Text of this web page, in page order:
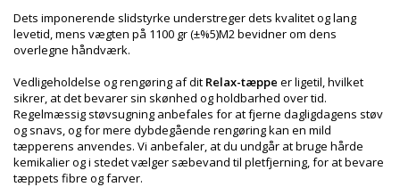
Dets imponerende slidstyrke understreger dets kvalitet og lang
levetid, mens vægten på 1100 gr (±%5)M2 bevidner om dens
overlegne håndværk.
Vedligeholdelse og rengøring af dit Relax-tæppe er ligetil, hvilket
sikrer, at det bevarer sin skønhed og holdbarhed over tid.
Regelmæssig støvsugning anbefales for at fjerne dagligdagens støv
og snavs, og for mere dybdegående rengøring kan en mild
tæpperens anvendes. Vi anbefaler, at du undgår at bruge hårde
kemikalier og i stedet vælger sæbevand til pletfjerning, for at bevare
tæppets fibre og farver.